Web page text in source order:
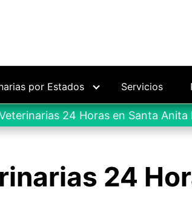
por Estados Servicios
24 Horas en Santa Anita
24